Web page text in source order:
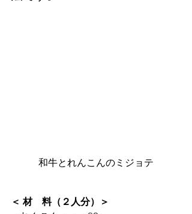
和牛とれんこんのミジョテ
＜ 材　料（２人分）＞